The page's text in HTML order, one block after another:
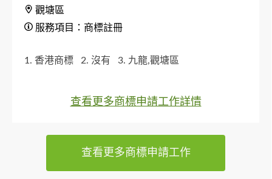
觀塘區
服務項目：商標註冊
1. 香港商標 2. 沒有 3. 九龍,觀塘區
查看更多商標申請工作詳情
查看更多商標申請工作